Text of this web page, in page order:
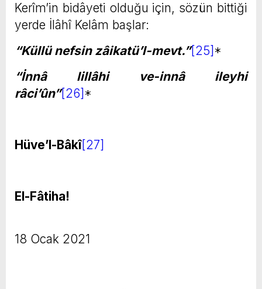
Kerîm’in bidâyeti olduğu için, sözün bittiği
yerde İlâhî Kelâm başlar:
“Küllü nefsin zâikatü’l-mevt.”[25] *
“İnnâ lillâhi ve-innâ ileyhi
râci’ûn”[26] *
Hüve’l-Bâkî[27]
El-Fâtiha!
18 Ocak 2021